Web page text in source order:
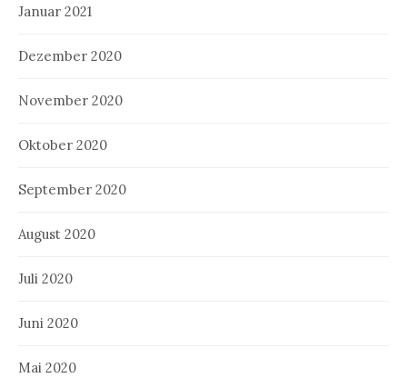
Januar 2021
Dezember 2020
November 2020
Oktober 2020
September 2020
August 2020
Juli 2020
Juni 2020
Mai 2020